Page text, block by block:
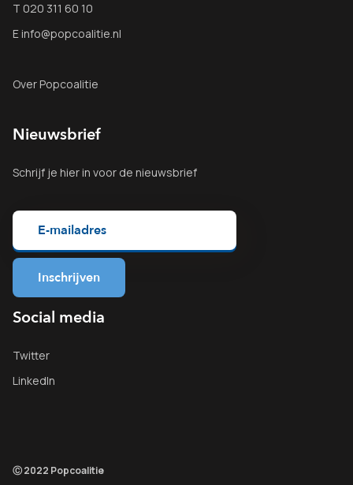
T 020 311 60 10
E info@popcoalitie.nl
Over Popcoalitie
Nieuwsbrief
Schrijf je hierin voor de nieuwsbrief
Social media
Twitter
LinkedIn
Ⓒ 2022 Popcoalitie